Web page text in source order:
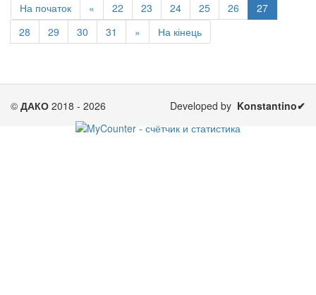
На початок « 22 23 24 25 26
27
28
29 30 31 » На кінець
© ДАКО 2018 - 2026 Developed by Konstantino✔